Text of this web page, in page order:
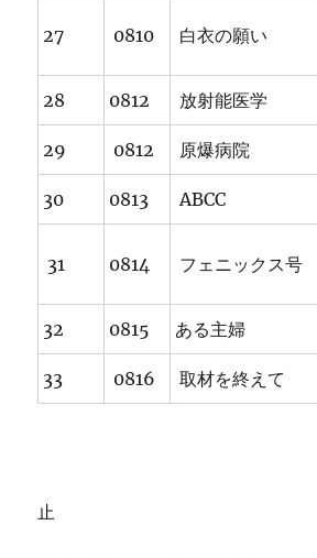
27 0810 白衣の願い
28 0812 放射能医学
29 0812 原爆病院
30 0813 ABCC
31 0814 フェニックス号
32 0815 ある主婦
33 0816 取材を終えて
止